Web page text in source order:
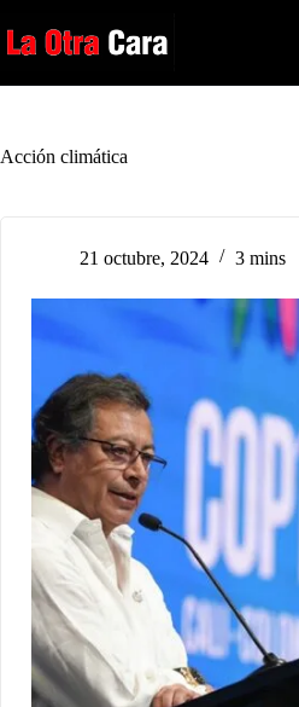
al
contenido
Acción climática
21 octubre, 2024 3 mins